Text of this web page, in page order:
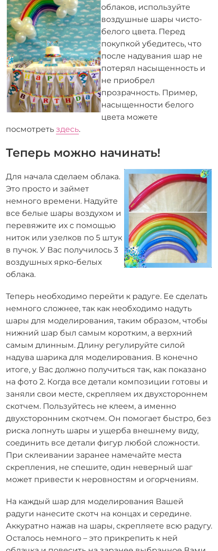
облаков, используйте
воздушные шары чисто-
белого цвета. Перед
покупкой убедитесь, что
после надувания шар не
потерял насыщенность и
не приобрел
прозрачность. Пример,
насыщенности белого
цвета можете
посмотреть здесь.
Теперь можно начинать!
Для начала сделаем облака.
Это просто и займет
немного времени. Надуйте
все белые шары воздухом и
перевяжите их с помощью
ниток или узелков по 5 штук
в пучок. У Вас получилось 3
воздушных ярко-белых
облака.
Теперь необходимо перейти к радуге. Ее сделать
немного сложнее, так как необходимо надуть
шары для моделирования, таким образом, чтобы
нижний шар был самым коротким, а верхний
самым длинным. Длину регулируйте силой
надува шарика для моделирования. В конечно
итоге, у Вас должно получиться так, как показано
на фото 2. Когда все детали композиции готовы и
заняли свои месте, скрепляем их двухстороннем
скотчем. Пользуйтесь не клеем, а именно
двухсторонним скотчем. Он помогает быстро, без
риска лопнуть шары и ущерба внешнему виду,
соединить все детали фигур любой сложности.
При склеивании заранее намечайте места
скрепления, не спешите, один неверный шаг
может привести к неровностям и огорчениям.
На каждый шар для моделирования Вашей
радуги нанесите скотч на концах и середине.
Аккуратно нажав на шары, скрепляете всю радугу.
Осталось немного – это прикрепить к ней